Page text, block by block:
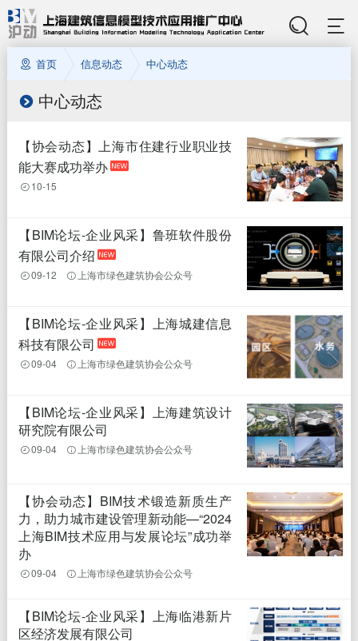
首页 信息动态 中心动态
中心动态
【协会动态】上海市住建行业职业技
能大赛成功举办
10-15
【BIM论坛-企业风采】鲁班软件股份
有限公司介绍
09-12 上海市绿色建筑协会公众号
【BIM论坛-企业风采】上海城建信息
科技有限公司
09-04 上海市绿色建筑协会公众号
【BIM论坛-企业风采】上海建筑设计
研究院有限公司
09-04 上海市绿色建筑协会公众号
【协会动态】BIM技术锻造新质生产
力，助力城市建设管理新动能—“2024
上海BIM技术应用与发展论坛”成功举
办
09-04 上海市绿色建筑协会公众号
【BIM论坛-企业风采】上海临港新片
区经济发展有限公司